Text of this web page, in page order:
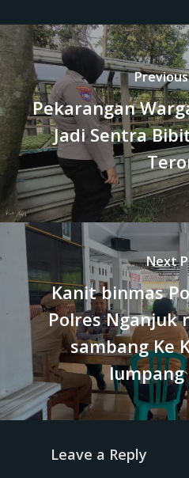
Pekarangan
Jadi Sentra
Next
Kanit binmas
Polres Nganjuk
sambang Ke
Leave a Reply